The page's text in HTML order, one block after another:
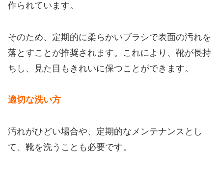
作られています。
そのため、定期的に柔らかいブラシで表面の汚れを
落とすことが推奨されます。これにより、靴が長持
ちし、見た目もきれいに保つことができます。
適切な洗い方
汚れがひどい場合や、定期的なメンテナンスとし
て、靴を洗うことも必要です。